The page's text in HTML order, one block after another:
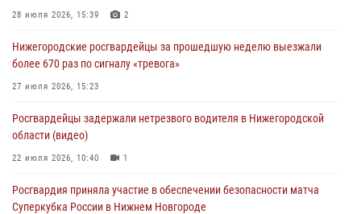
28 июля 2026, 15:39 2
Нижегородские росгвардейцы за прошедшую неделю выезжали
более 670 раз по сигналу «тревога»
27 июля 2026, 15:23
Росгвардейцы задержали нетрезвого водителя в Нижегородской
области (видео)
22 июля 2026, 10:40 1
Росгвардия приняла участие в обеспечении безопасности матча
Суперкубка России в Нижнем Новгороде